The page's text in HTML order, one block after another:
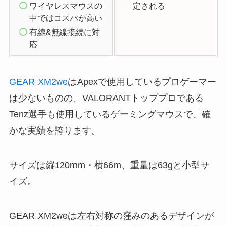
ワイヤレスマウスの
中ではコスパが高い
有線&無線接続に対
応
定される
GEAR XM2weはApexで使用しているプロゲーマー
は少ないものの、VALORANTトッププロである
Tenz選手も使用しているゲーミングマウスで、確
かな実績を誇ります。
サイズは縦120mm・横66m、重量は63gと小型サ
イズ。
GEAR XM2weは左右対称の窪みのあるデザインが